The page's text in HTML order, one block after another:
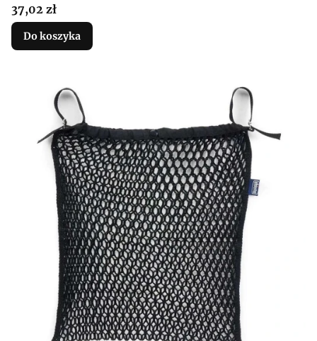
Cena
37,02 zł
Do koszyka